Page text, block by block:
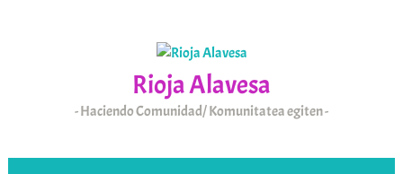
Rioja Alavesa
Haciendo Comunidad/ Komunitatea egiten